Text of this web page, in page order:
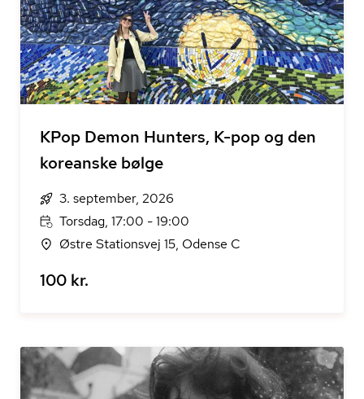
KPop Demon Hunters, K-pop og den
koreanske bølge
3. september, 2026
Torsdag, 17:00 - 19:00
Østre Stationsvej 15, Odense C
100 kr.